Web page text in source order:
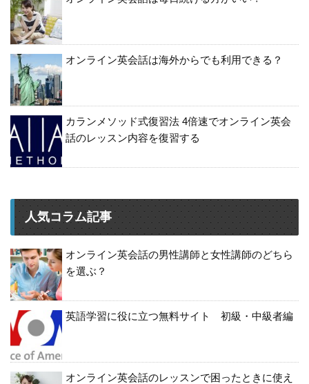
オンライン英会話は海外からでも利用できる？
カランメソッド式復習法 4倍速でオンライン英会
話のレッスン内容を復習する
人気コラム記事
オンライン英会話の男性講師と女性講師のどちら
を選ぶ？
英語学習に役に立つ無料サイト 初級・中級者編
オンライン英会話のレッスンで困ったときに使え